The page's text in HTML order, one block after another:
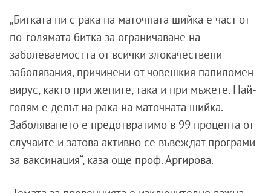
„Битката ни с рака на маточната шийка е част от
по-голямата битка за ограничаване на
заболеваемостта от всички злокачествени
заболявания, причинени от човешкия папиломен
вирус, както при жените, така и при мъжете. Най-
голям е делът на рака на маточната шийка.
Заболяването е предотвратимо в 99 процента от
случаите и затова активно се въвеждат програми
за ваксинация“, каза още проф. Аргирова.